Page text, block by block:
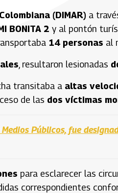
(DIMAR) a
BONITA 2 y al pontón
14 personas al
, resultaron lesionadas
transitaba a altas
de las dos víctimas
Públicos, fue
para esclarecer las
correspondientes